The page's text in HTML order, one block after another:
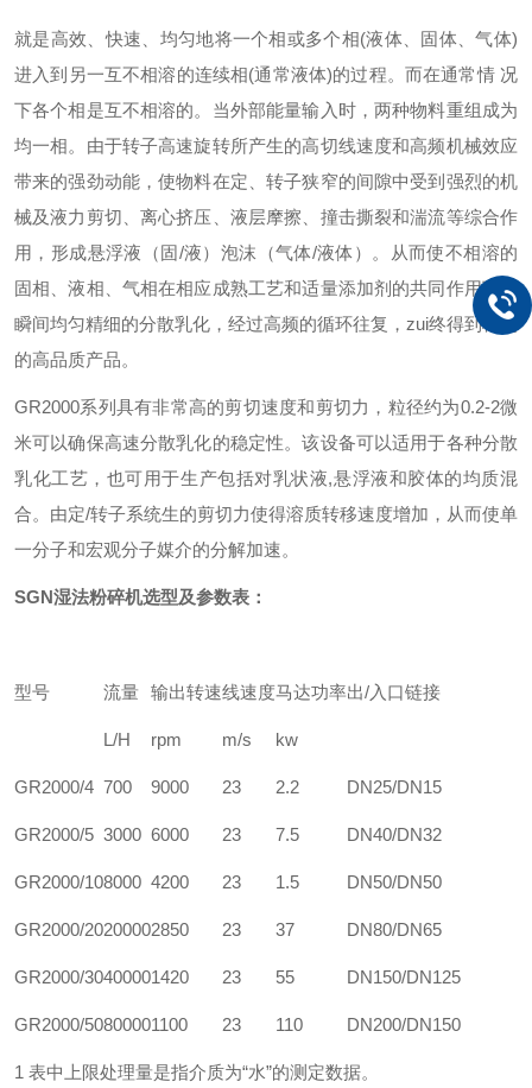
就是高效、快速、均匀地将一个相或多个相(液体、固体、气体)
进入到另一互不相溶的连续相(通常液体)的过程。而在通常情 况
下各个相是互不相溶的。当外部能量输入时，两种物料重组成为
均一相。由于转子高速旋转所产生的高切线速度和高频机械效应
带来的强劲动能，使物料在定、转子狭窄的间隙中受到强烈的机
械及液力剪切、离心挤压、液层摩擦、撞击撕裂和湍流等综合作
用，形成悬浮液（固/液）泡沫（气体/液体）。从而使不相溶的
固相、液相、气相在相应成熟工艺和适量添加剂的共同作用下，
瞬间均匀精细的分散乳化，经过高频的循环往复，zui终得到稳定
的高品质产品。
GR2000系列 具有非常高的剪切速度和剪切力，粒径约为0.2-2微
米可以确保高速分散乳化的稳定性。该设备可以适用于各种分散
乳化工艺，也可用于生产包括对乳状液,悬浮液和胶体的均质混
合。由定/转子系统生的剪切力使得溶质转移速度增加，从而使单
一分子和宏观分子媒介的分解加速。
SGN湿法粉碎机选型及参数表：
型号 流量 输出转速线速度马达功率出/入口链接
L/H rpm m/s kw
GR2000/4 700 9000 23 2.2 DN25/DN15
GR2000/5 3000 6000 23 7.5 DN40/DN32
GR2000/108000 4200 23 1.5 DN50/DN50
GR2000/20200002850 23 37 DN80/DN65
GR2000/30400001420 23 55 DN150/DN125
GR2000/50800001100 23 110 DN200/DN150
1 表中上限处理量是指介质为“水”的测定数据。